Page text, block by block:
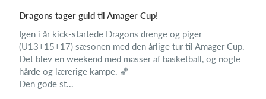
Dragons tager guld til Amager Cup!
Igen i år kick-startede Dragons drenge og piger
(U13+15+17) sæsonen med den årlige tur til Amager Cup.
Det blev en weekend med masser af basketball, og nogle
hårde og lærerige kampe. 🏀
Den gode st...